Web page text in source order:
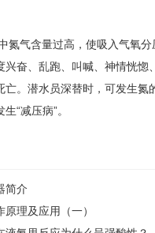
氮气含量过高，使吸入气氧
兴奋、乱跑、叫喊、神情恍惚
亡。潜水员深替时，可发生
“减压病”。
简介
理及应用（一）